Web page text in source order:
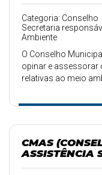
Categoria: Conselho
Secretaria
Ambiente
O Conselho
opinar e assessorar
relativas ao meio
Ambiente, além de
CMAS
ASSISTÊNCIA